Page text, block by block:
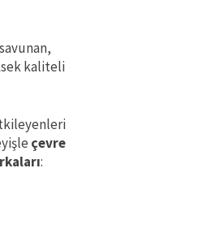
kaliteli
çevre
: